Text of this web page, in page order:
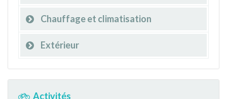
Chauffage et climatisation
Extérieur
Activités